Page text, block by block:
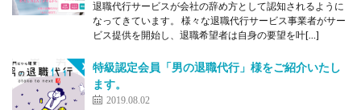
退職代行サービスが会社の辞め方として認知されるように
なってきています。 様々な退職代行サービス事業者がサー
ビス提供を開始し、退職希望者は自身の要望を叶[…]
特級認定会員「男の退職代行」様をご紹介いたし
ます。
2019.08.02